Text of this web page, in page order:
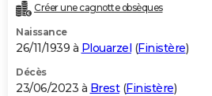
Créer une cagnotte obsèques
Naissance
26/11/1939 à Plouarzel (Finistère)
Décès
23/06/2023 à Brest(Finistère)